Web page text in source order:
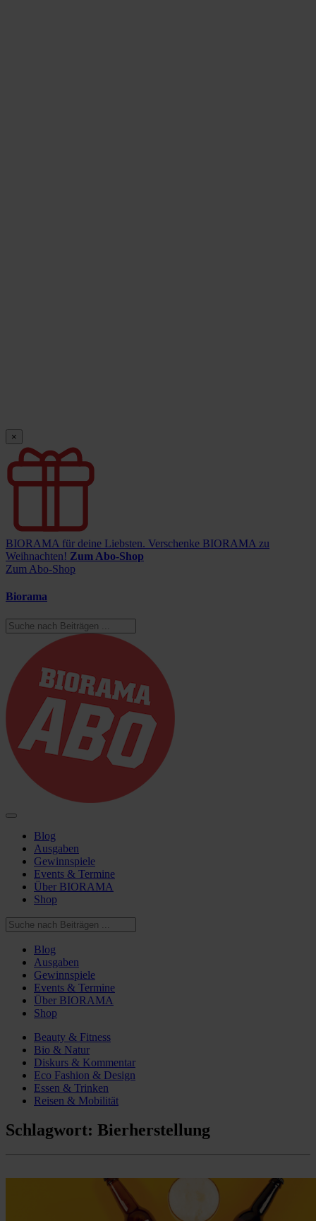
×
BIORAMA für deine Liebsten. Verschenke BIORAMA zu
Weihnachten! Zum Abo-Shop
Zum Abo-Shop
Biorama
Blog
Ausgaben
Gewinnspiele
Events & Termine
Über BIORAMA
Shop
Blog
Ausgaben
Gewinnspiele
Events & Termine
Über BIORAMA
Shop
Beauty & Fitness
Bio & Natur
Diskurs & Kommentar
Eco Fashion & Design
Essen & Trinken
Reisen & Mobilität
Schlagwort: Bierherstellung